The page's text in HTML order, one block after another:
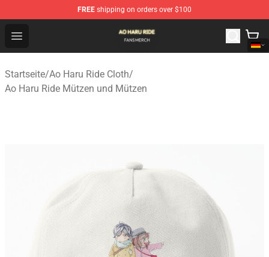
FREE shipping on orders over $100
Open menu
Ao Haru Ride Shop - Official Ao Haru Ride Merchandise
Startseite/Ao Haru Ride Cloth/
Ao Haru Ride Mützen und Mützen